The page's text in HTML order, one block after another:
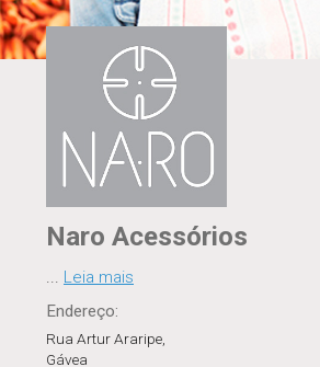
Naro Acessórios
... Leia mais
Endereço:
Rua Artur Araripe,
Gávea